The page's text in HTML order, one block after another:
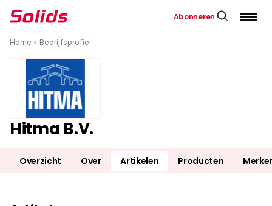
Abonneren
Home • Bedrijfsprofiel
Hitma B.V.
Overzicht Over Artikelen Producten